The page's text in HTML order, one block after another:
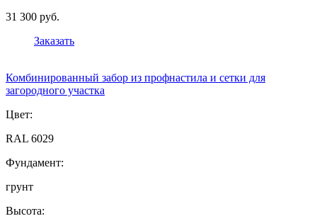
31 300 руб.
Заказать
Комбинированный забор из профнастила и сетки для
загородного участка
Цвет:
RAL 6029
Фундамент:
грунт
Высота: